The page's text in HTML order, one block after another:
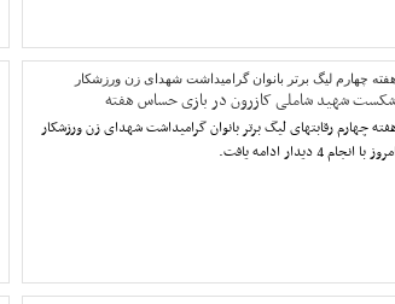
هفته چهارم لیگ برتر بانوان گرامیداشت شهدای زن ورزشکار
شهید شاملی کازرون در بازی حساس هفته
چهارم رقابتهای لیگ برتر بانوان گرامیداشت شهدای زن ورزشکار
امروز با انجام 4 دیدار ادامه یافت.